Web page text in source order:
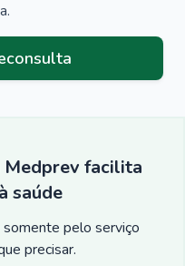
Medprev facilita
saúde
pelo serviço
precisar.